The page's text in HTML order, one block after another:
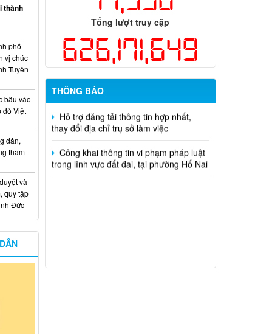
Tổng lượt truy cập
626,171,649
THÔNG BÁO
Kế hoạch Thông tin, tuyên truyền triển
hoặc khám sàng lọc miễn phí ít nhất mỗi
năm một lần cho người dân trên địa bàn
thành phố Đồng Nai
Hỗ trợ đăng tải thông tin hợp nhất,
thay đổi địa chỉ trụ sở làm việc
Công khai thông tin vi phạm pháp luật
trong lĩnh vực đất đai, tại phường Hố Nai
thành
phố
vị chúc
Tuyên
bầu vào
đỏ Việt
dân,
tham
và
quy tập
Đức